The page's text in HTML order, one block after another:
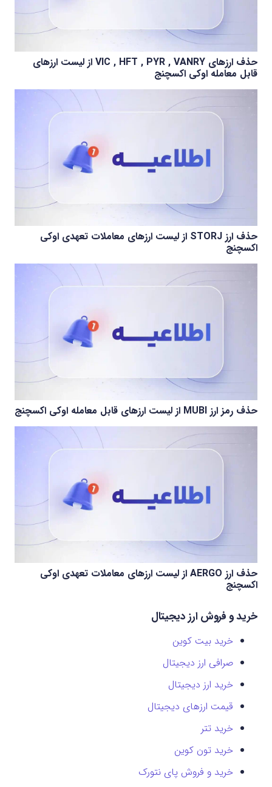
حذف ارزهای VIC , HFT , PYR , VANRY از لیست ارزهای
قابل معامله اوکی اکسچنج
حذف ارز STORJ از لیست ارزهای معاملات تعهدی اوکی
اکسچنج
حذف رمز ارز MUBI از لیست ارزهای قابل معامله اوکی اکسچنج
حذف ارز AERGO از لیست ارزهای معاملات تعهدی اوکی
اکسچنج
خرید و فروش ارز دیجیتال
خرید بیت کوین
صرافی ارز دیجیتال
خرید ارز دیجیتال
قیمت ارزهای دیجیتال
خرید تتر
خرید تون کوین
خرید و فروش پای نتورک